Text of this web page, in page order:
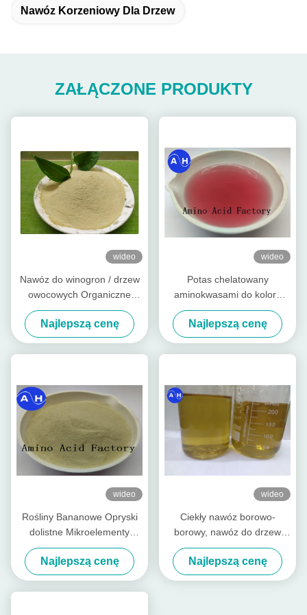
Nawóz Korzeniowy Dla Drzew
ZAŁĄCZONE PRODUKTY
wideo
Nawóz do winogron / drzew
owocowych Organiczne
aminokwasy chelatowane
minerały
Najlepszą cenę
wideo
Potas chelatowany
aminokwasami do koloru
owoców promujący rozwój
czerwonego koloru
Najlepszą cenę
wideo
Rośliny Bananowe Opryski
dolistne Mikroelementy
Aminokwasy Chelatowane
Wapń Magnez Cynk
Najlepszą cenę
wideo
Ciekły nawóz borowo-
borowy, nawóz do drzew
owocowych z aminokwasami
w roślinach
Najlepszą cenę